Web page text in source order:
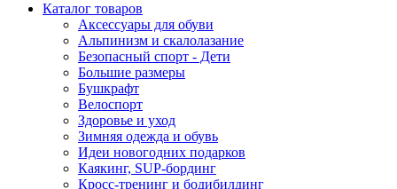
Каталог товаров
Аксессуары для обуви
Альпинизм и скалолазание
Безопасный спорт - Дети
Большие размеры
Бушкрафт
Велоспорт
Здоровье и уход
Зимняя одежда и обувь
Идеи новогодних подарков
Каякинг, SUP-бординг
Кросс-тренинг и бодибилдинг